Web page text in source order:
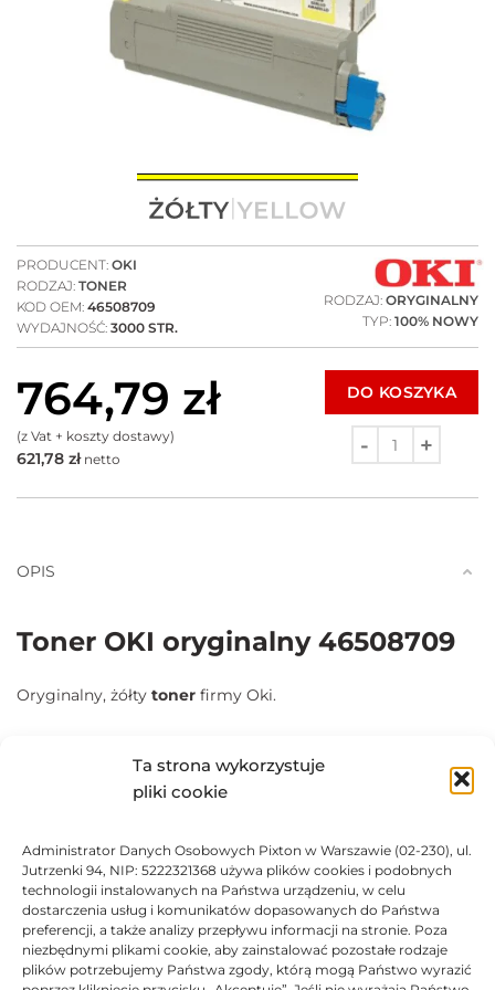
Ta strona wykorzystuje
pliki cookie
Administrator Danych Osobowych Pixton w Warszawie (02-230), ul.
Jutrzenki 94, NIP: 5222321368 używa plików cookies i podobnych
technologii instalowanych na Państwa urządzeniu, w celu
dostarczenia usług i komunikatów dopasowanych do Państwa
preferencji, a także analizy przepływu informacji na stronie. Poza
niezbędnymi plikami cookie, aby zainstalować pozostałe rodzaje
plików potrzebujemy Państwa zgody, którą mogą Państwo wyrazić
PRODUCENT: OKI
RODZAJ: TONER
KOD OEM: 46508709
WYDAJNOŚĆ: 3000 STR.
RODZAJ: ORYGINALNY
TYP: 100% NOWY
764,79 zł
(z Vat + koszty dostawy)
621,78 złnetto
DO KOSZYKA
OPIS
Toner OKI oryginalny 46508709
Oryginalny, żółty toner firmy Oki.
C332DN, OKI C332DNw, OKI MC363DN, OKI MC363DNW,
OKI MC363N. Zapewniaszybki
ostrymi obrazami i tekstem.
DANE TECHNICZNE
KOMPATYBILNOŚĆ